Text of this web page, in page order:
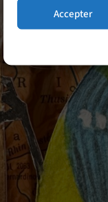
Accepter